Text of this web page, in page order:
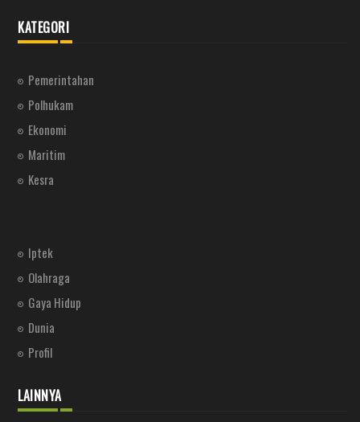
KATEGORI
Pemerintahan
Polhukam
Ekonomi
Maritim
Kesra
Iptek
Olahraga
Gaya Hidup
Dunia
Profil
LAINNYA